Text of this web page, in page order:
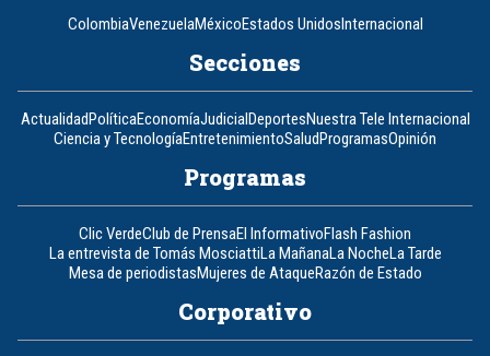
ColombiaVenezuelaMéxicoEstados UnidosInternacional
Secciones
ActualidadPolíticaEconomíaJudicialDeportesNuestra Tele Internacional
Ciencia y TecnologíaEntretenimientoSaludProgramasOpinión
Programas
Clic VerdeClub de PrensaEl InformativoFlash Fashion
La entrevista de Tomás MosciattiLa MañanaLa NocheLa Tarde
Mesa de periodistasMujeres de AtaqueRazón de Estado
Corporativo